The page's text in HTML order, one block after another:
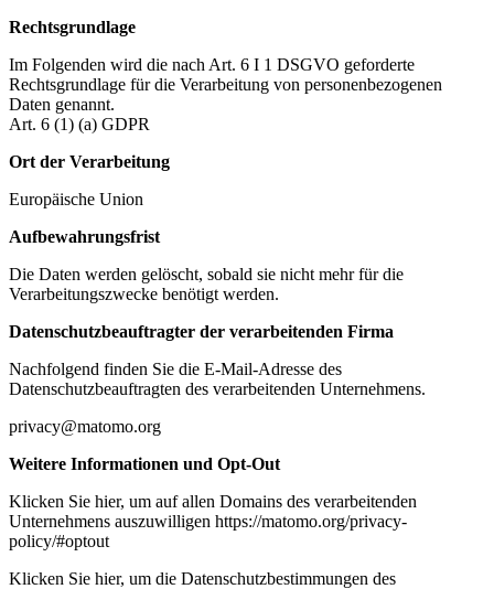
Rechtsgrundlage
Im Folgenden wird die nach Art. 6 I 1 DSGVO geforderte
Rechtsgrundlage für die Verarbeitung von personenbezogenen
Daten genannt.
Art. 6 (1) (a) GDPR
Ort der Verarbeitung
Europäische Union
Aufbewahrungsfrist
Die Daten werden gelöscht, sobald sie nicht mehr für die
Verarbeitungszwecke benötigt werden.
Datenschutzbeauftragter der verarbeitenden Firma
Nachfolgend finden Sie die E-Mail-Adresse des
Datenschutzbeauftragten des verarbeitenden Unternehmens.
privacy@matomo.org
Weitere Informationen und Opt-Out
Klicken Sie hier, um auf allen Domains des verarbeitenden
Unternehmens auszuwilligen https://matomo.org/privacy-
policy/#optout
Klicken Sie hier, um die Datenschutzbestimmungen des